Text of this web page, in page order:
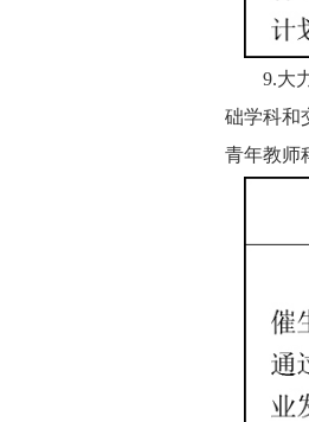
9.大
础学科和
青年教师